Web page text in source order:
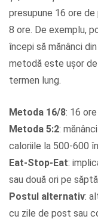
presupune 16 ore
8 ore. De exemplu,
începi să mănânci
metodă este ușor
termen lung.
Metoda 16/8: 16
Metoda 5:2:
caloriile la 500-600
Eat-Stop-Eat:
sau două ori pe
Postul alternativ:
cu zile de post sau